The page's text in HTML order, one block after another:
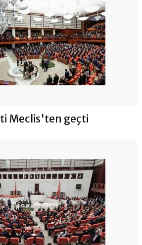
Meclis'ten geçti